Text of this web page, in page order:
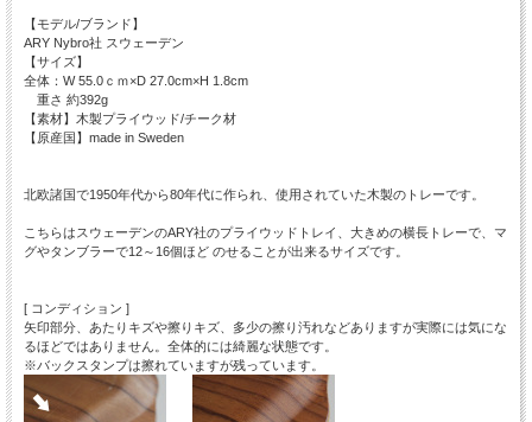
【モデル/ブランド】
ARY Nybro社 スウェーデン
【サイズ】
全体：W 55.0ｃｍ×D 27.0cm×H 1.8cm
重さ 約392g
【素材】木製プライウッド/チーク材
【原産国】made in Sweden
北欧諸国で1950年代から80年代に作られ、使用されていた木製のトレーです。
こちらはスウェーデンのARY社のプライウッドトレイ、大きめの横長トレーで、マ
グやタンブラーで12～16個ほど のせることが出来るサイズです。
[ コンディション ]
矢印部分、あたりキズや擦りキズ、多少の擦り汚れなどありますが実際には気にな
るほどではありません。全体的には綺麗な状態です。
※バックスタンプは擦れていますが残っています。